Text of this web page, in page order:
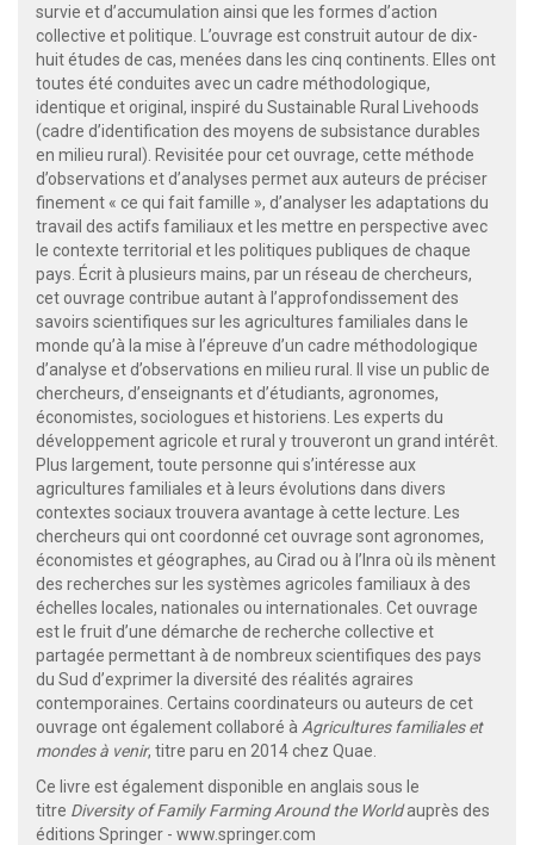
survie et d’accumulation ainsi que les formes d’action
collective et politique. L’ouvrage est construit autour de dix-
huit études de cas, menées dans les cinq continents. Elles ont
toutes été conduites avec un cadre méthodologique,
identique et original, inspiré du Sustainable Rural Livehoods
(cadre d’identification des moyens de subsistance durables
en milieu rural). Revisitée pour cet ouvrage, cette méthode
d’observations et d’analyses permet aux auteurs de préciser
finement « ce qui fait famille », d’analyser les adaptations du
travail des actifs familiaux et les mettre en perspective avec
le contexte territorial et les politiques publiques de chaque
pays. Écrit à plusieurs mains, par un réseau de chercheurs,
cet ouvrage contribue autant à l’approfondissement des
savoirs scientifiques sur les agricultures familiales dans le
monde qu’à la mise à l’épreuve d’un cadre méthodologique
d’analyse et d’observations en milieu rural. Il vise un public de
chercheurs, d’enseignants et d’étudiants, agronomes,
économistes, sociologues et historiens. Les experts du
développement agricole et rural y trouveront un grand intérêt.
Plus largement, toute personne qui s’intéresse aux
agricultures familiales et à leurs évolutions dans divers
contextes sociaux trouvera avantage à cette lecture. Les
chercheurs qui ont coordonné cet ouvrage sont agronomes,
économistes et géographes, au Cirad ou à l’Inra où ils mènent
des recherches sur les systèmes agricoles familiaux à des
échelles locales, nationales ou internationales. Cet ouvrage
est le fruit d’une démarche de recherche collective et
partagée permettant à de nombreux scientifiques des pays
du Sud d’exprimer la diversité des réalités agraires
contemporaines. Certains coordinateurs ou auteurs de cet
ouvrage ont également collaboré à Agricultures familiales et
mondes à venir, titre paru en 2014 chez Quae.
Ce livre est également disponible en anglais sous le
titre Diversity of Family Farming Around the Worldauprès des
éditions Springer - www.springer.com